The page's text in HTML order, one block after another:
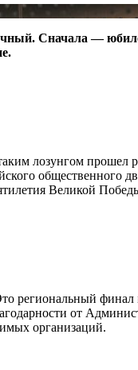
Сначала —
лозунгом
общественного
Великой
региональный
от
организаций.